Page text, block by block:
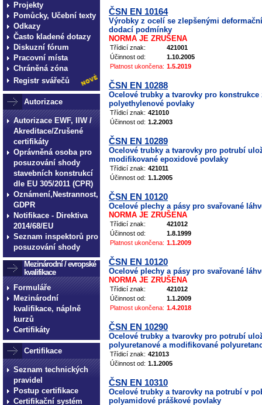
Projekty
Pomůcky, Učební texty
Odkazy
Často kladené dotazy
Diskuzní fórum
Pracovní místa
Chráněná zóna
Registr svářečů
Autorizace
Autorizace EWF, IIW /
Akreditace/Zrušené
certifikáty
Oprávněná osoba pro
posuzování shody
stavebních konstrukcí
dle EU 305/2011 (CPR)
Oznámení,Nestrannost,
GDPR
Notifikace - Direktiva
2014/68/EU
Seznam inspektorů pro
posuzování shody
Mezinárodní / evropské
kvalifikace
Formuláře
Mezinárodní
kvalifikace, náplně
kurzů
Certifikáty
Certifikace
Seznam technických
pravidel
Postup certifikace
Certifikační systém
ČSN EN 10164
Výrobky z ocelí se zlepšenými
dodací podmínky
NORMA JE ZRUŠENA
Třídicí znak:
421001
Účinnost od:
1.10.2005
Platnost ukončena: 1.5.2019
ČSN EN 10288
Ocelové trubky a tvarovky pro
polyethylenové povlaky
Třídicí znak: 421010
Účinnost od: 1.2.2003
ČSN EN 10289
Ocelové trubky a tvarovky pro potrubí
modifikované epoxidové povlaky
Třídicí znak: 421011
Účinnost od: 1.1.2005
ČSN EN 10120
Ocelové plechy a pásy pro svařované
NORMA JE ZRUŠENA
Třídicí znak:
421012
Účinnost od:
1.8.1999
Platnost ukončena: 1.1.2009
ČSN EN 10120
Ocelové plechy a pásy pro svařované
NORMA JE ZRUŠENA
Třídicí znak:
421012
Účinnost od:
1.1.2009
Platnost ukončena: 1.4.2018
ČSN EN 10290
Ocelové trubky a tvarovky pro potrubí
polyuretanové a modifikované
Třídicí znak: 421013
Účinnost od: 1.1.2005
ČSN EN 10310
Ocelové trubky a tvarovky na potrubí v
polyamidové práškové povlaky